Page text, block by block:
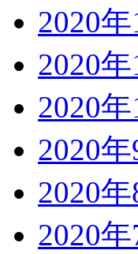
2020年
2020年
2020年
2020年
2020年
2020年